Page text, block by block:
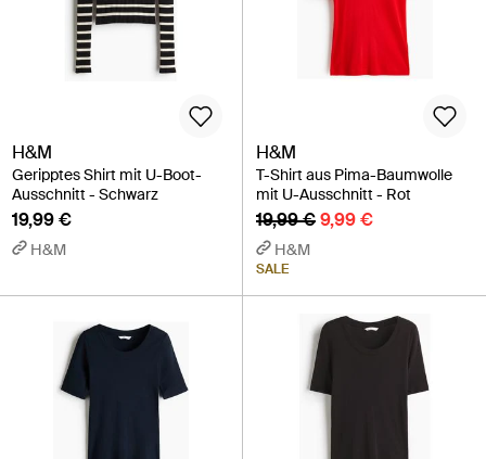
H&M
Geripptes Shirt mit U-Boot-
Ausschnitt - Schwarz
19,99 €
H&M
H&M
T-Shirt aus Pima-Baumwolle
mit U-Ausschnitt - Rot
19,99 €9,99 €
H&M
SALE